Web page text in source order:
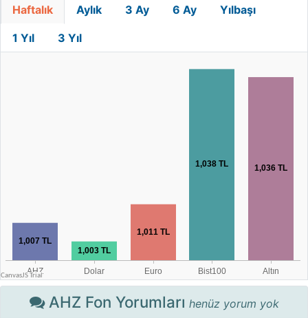
Haftalık Aylık 3 Ay 6 Ay Yılbaşı
1 Yıl 3 Yıl
AHZ Fon Yorumları henüz yorum yok